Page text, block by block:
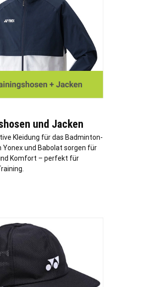
und Jacken
Kleidung für das Badminton-
Yonex und Babolat sorgen für
Komfort – perfekt für